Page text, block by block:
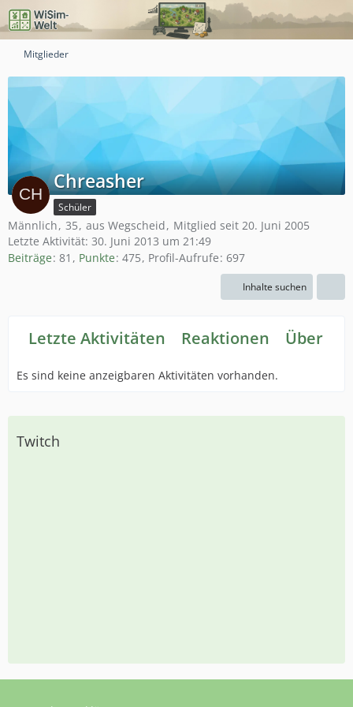
Mitglieder
Chreasher
Schüler
Männlich 35 aus Wegscheid
Mitglied seit 20. Juni 2005
Letzte Aktivität: 30. Juni 2013 um 21:49
Beiträge 81 Punkte 475 Profil-Aufrufe 697
Inhalte suchen
Letzte Aktivitäten Reaktionen Über
Es sind keine anzeigbaren Aktivitäten vorhanden.
Twitch